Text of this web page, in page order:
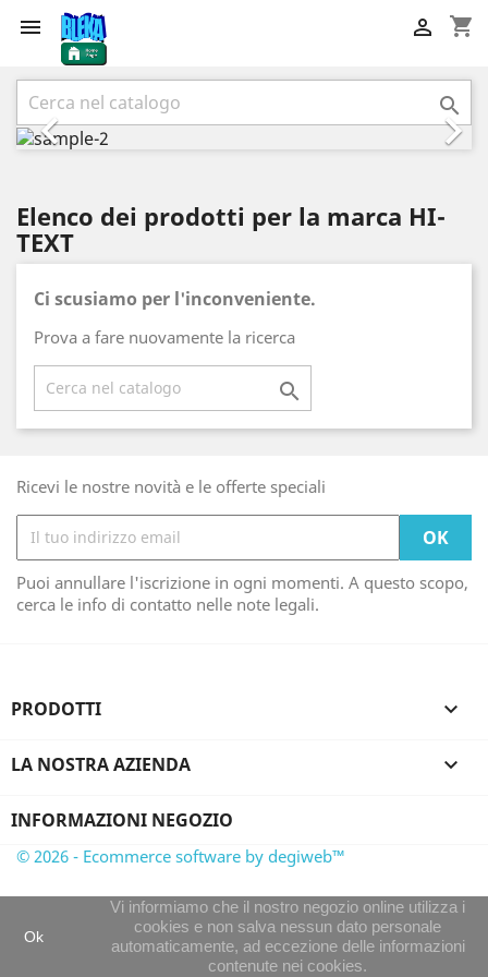
 shopping_cart



Precedente

Elenco dei prodotti per la marca HI-
TEXT
Ci scusiamo per l'inconveniente.
Prova a fare nuovamente la ricerca

Ricevi le nostre novità e le offerte speciali
Puoi annullare l'iscrizione in ogni momenti. A questo scopo,
cerca le info di contatto nelle note legali.
PRODOTTI 
LA NOSTRA AZIENDA 
INFORMAZIONI NEGOZIO
Ok
Vi informiamo che il nostro negozio online utilizza i
cookies e non salva nessun dato personale
automaticamente, ad eccezione delle informazioni
contenute nei cookies.
© 2026 - Ecommerce software by degiweb™